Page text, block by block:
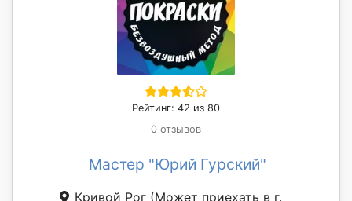
Рейтинг: 42 из 80
0 отзывов
Мастер "Юрий Гурский"
Кривой Рог (Может приехать в г.